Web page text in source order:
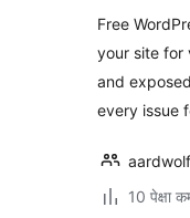
Free
your site for
and
every issue
10 पेक्षा